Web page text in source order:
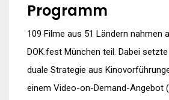
Programm
109 Filme aus 51 Ländern nahmen
DOK.fest München teil. Dabei
duale Strategie aus
einem Video-on-Demand-Angebot